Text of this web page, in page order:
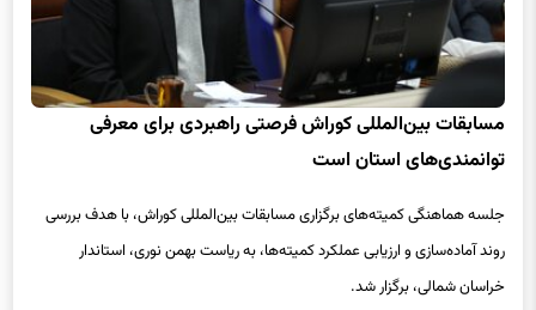
مسابقات بین‌المللی کوراش فرصتی راهبردی برای معرفی
توانمندی‌های استان است
جلسه هماهنگی کمیته‌های برگزاری مسابقات بین‌المللی کوراش، با هدف بررسی
روند آماده‌سازی و ارزیابی عملکرد کمیته‌ها، به ریاست بهمن نوری، استاندار
خراسان شمالی، برگزار شد.